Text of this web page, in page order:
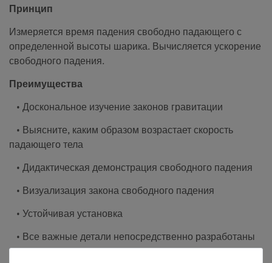
Принцип
Измеряется время падения свободно падающего с
определенной высоты шарика. Вычисляется ускорение
свободного падения.
Преимущества
• Доскональное изучение законов гравитации
• Выясните, каким образом возрастает скорость
падающего тела
• Дидактическая демонстрация свободного падения
• Визуализация закона свободного падения
• Устойчивая установка
• Все важные детали непосредственно разработаны
для этого эксперимента